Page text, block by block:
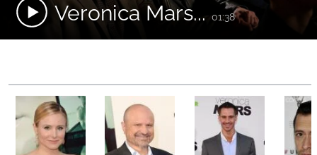
Veronica Mars... 01:38